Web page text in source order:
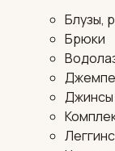
Блузы,
Брюки
Джинсы